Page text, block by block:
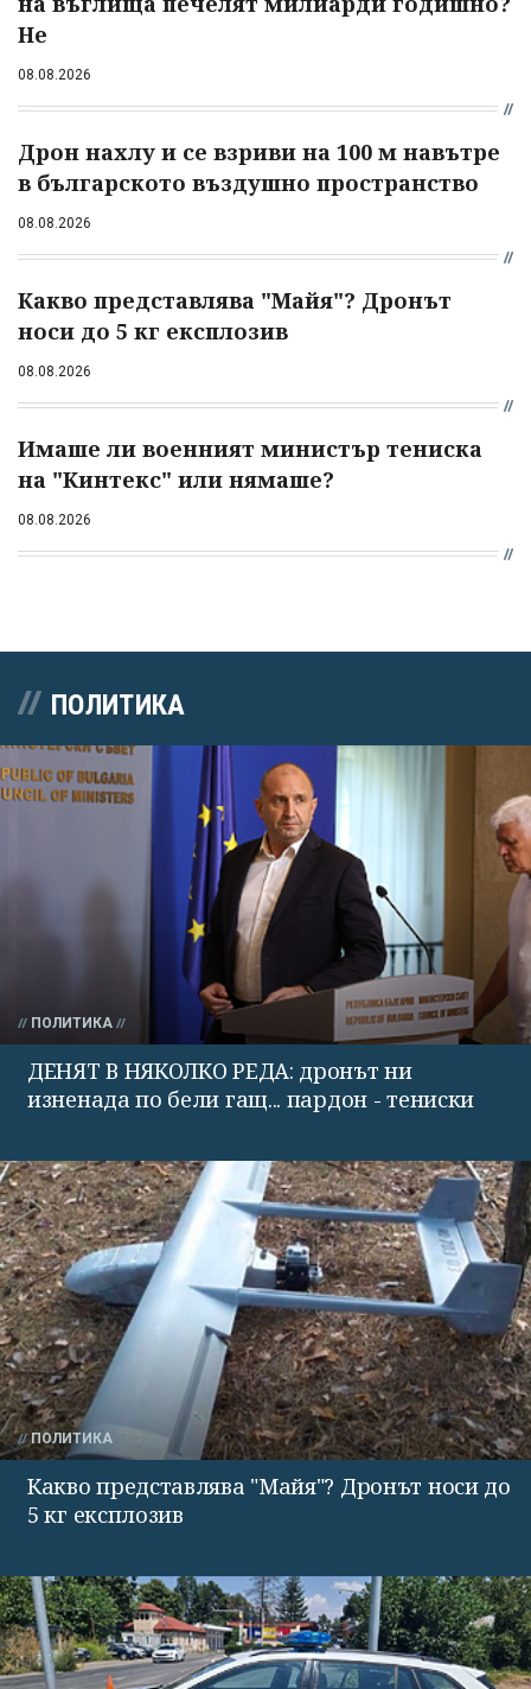
Не
08.08.2026
Дрон нахлу и се взриви на 100 м навътре
в българското въздушно пространство
08.08.2026
Какво представлява "Майя"? Дронът
носи до 5 кг експлозив
08.08.2026
Имаше ли военният министър тениска
на "Кинтекс" или нямаше?
08.08.2026
ПОЛИТИКА
ПОЛИТИКА
ДЕНЯТ В НЯКОЛКО РЕДА: дронът ни
изненада по бели гащ... пардон - тениски
ПОЛИТИКА
Какво представлява "Майя"? Дронът носи до
5 кг експлозив